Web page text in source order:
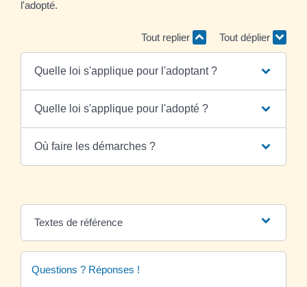
l'adopté.
Tout replier Tout déplier
Quelle loi s'applique pour l'adoptant ?
Quelle loi s'applique pour l'adopté ?
Où faire les démarches ?
Textes de référence
Questions ? Réponses !